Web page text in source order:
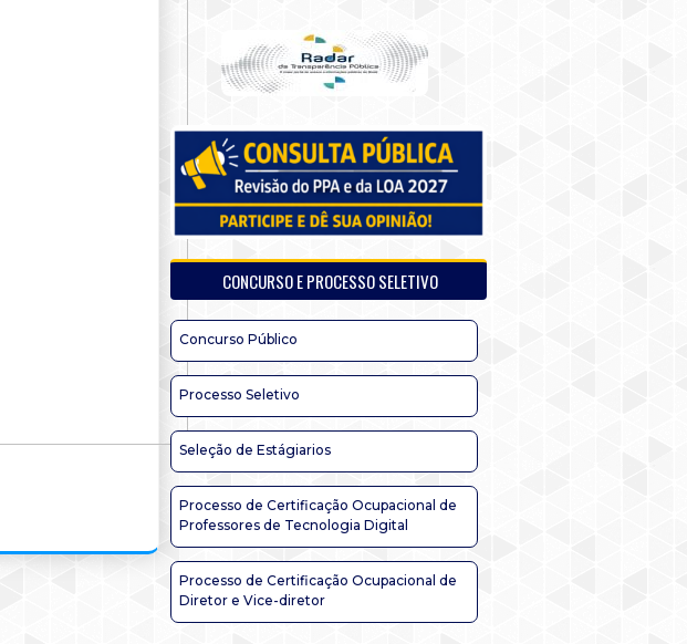
CONCURSO E PROCESSO SELETIVO
Concurso Público
Processo Seletivo
Seleção de Estágiarios
Processo de Certificação Ocupacional de
Professores de Tecnologia Digital
Processo de Certificação Ocupacional de
Diretor e Vice-diretor